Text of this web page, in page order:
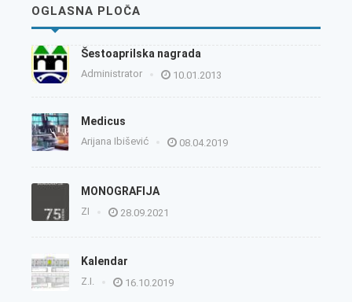
OGLASNA PLOČA
Šestoaprilska nagrada
Administrator 10.01.2013
Medicus
Arijana Ibišević 08.04.2019
MONOGRAFIJA
ZI 28.09.2021
Kalendar
Z.I. 16.10.2019